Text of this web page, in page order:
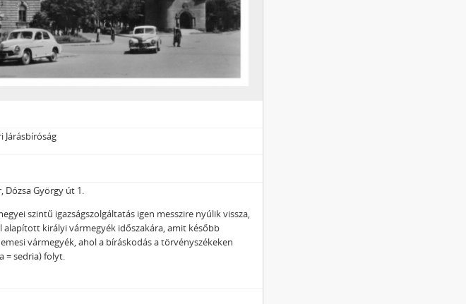
Járásbíróság
Dózsa György út 1.
szintű igazságszolgáltatás igen messzire nyúlik vissza,
alapított királyi vármegyék időszakára, amit később
vármegyék, ahol a bíráskodás a törvényszékeken
= sedria) folyt.